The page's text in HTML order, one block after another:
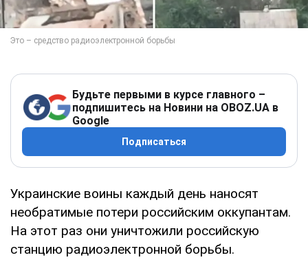
Будьте первыми в курсе главного –
подпишитесь на Новини на OBOZ.UA в
Google
Подписаться
Украинские воины каждый день наносят
необратимые потери российским оккупантам.
На этот раз они уничтожили российскую
станцию радиоэлектронной борьбы.